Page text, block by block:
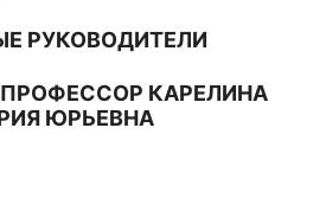
РУКОВОДИТЕЛИ
ПРОФЕССОР КАРЕЛИНА
ЮРЬЕВНА